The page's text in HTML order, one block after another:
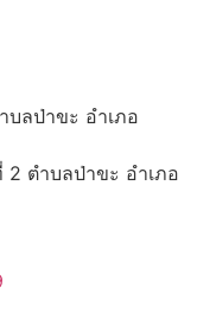
ลป่าขะ อำเภอ
ตำบลป่าขะ อำเภอ